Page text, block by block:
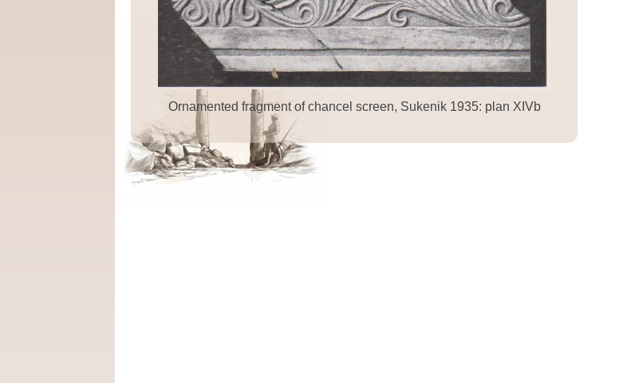
Ornamented fragment of chancel screen, Sukenik 1935: plan XIVb